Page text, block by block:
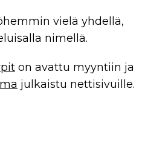
vielä yhdellä,
nimellä.
on avattu myyntiin ja
julkaistu nettisivuille.